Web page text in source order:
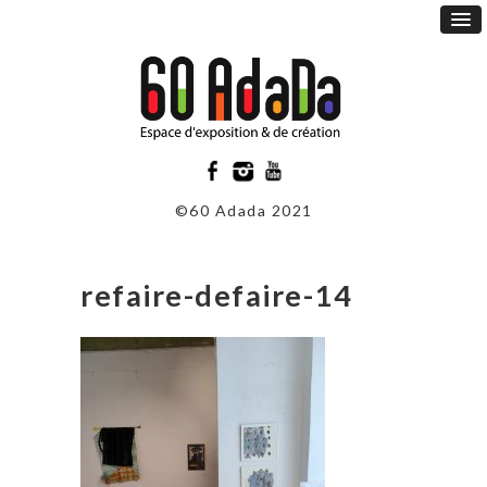
©60 Adada 2021
refaire-defaire-14